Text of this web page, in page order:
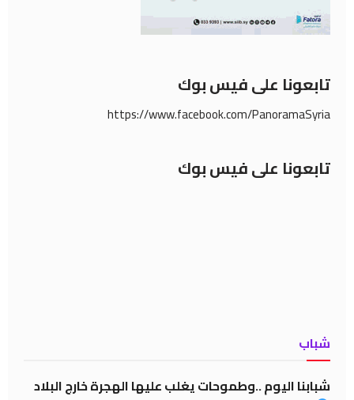
تابعونا على فيس بوك
https://www.facebook.com/PanoramaSyria
تابعونا على فيس بوك
شباب
شبابنا اليوم ..وطموحات يغلب عليها الهجرة خارج البلاد